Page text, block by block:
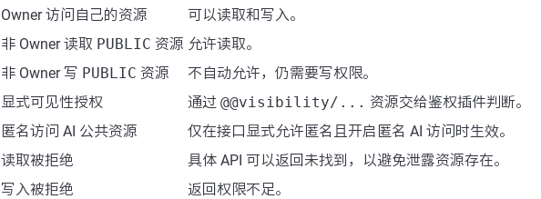
Owner 访问自己的资源
可以读取和写入。
非 Owner 读取 PUBLIC 资源 允许读取。
非 Owner 写 PUBLIC 资源
不自动允许，仍需要写权限。
显式可见性授权
通过 @@visibility/... 资源交给鉴权插件判断。
匿名访问 AI 公共资源
仅在接口显式允许匿名且开启匿名 AI 访问时生效。
读取被拒绝
具体 API 可以返回未找到，以避免泄露资源存在。
写入被拒绝
返回权限不足。